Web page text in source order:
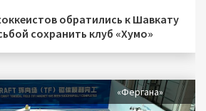
обратились к Шавкату
сохранить клуб «Хумо»
«Фергана»